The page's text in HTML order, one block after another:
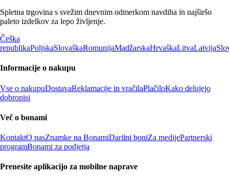
Spletna trgovina s svežim dnevnim odmerkom navdiha in najširšo
paleto izdelkov za lepo življenje.
Češka
republikaPoljskaSlovaškaRomunijaMadžarskaHrvaškaLitvaLatvija
Informacije o nakupu
Vse o nakupuDostavaReklamacije in vračilaPlačiloKako delujejo
dobropisi
Več o bonami
KontaktO nasZnamke na BonamiDarilni boniZa medijePartnerski
programBonami za podjetja
Prenesite aplikacijo za mobilne naprave